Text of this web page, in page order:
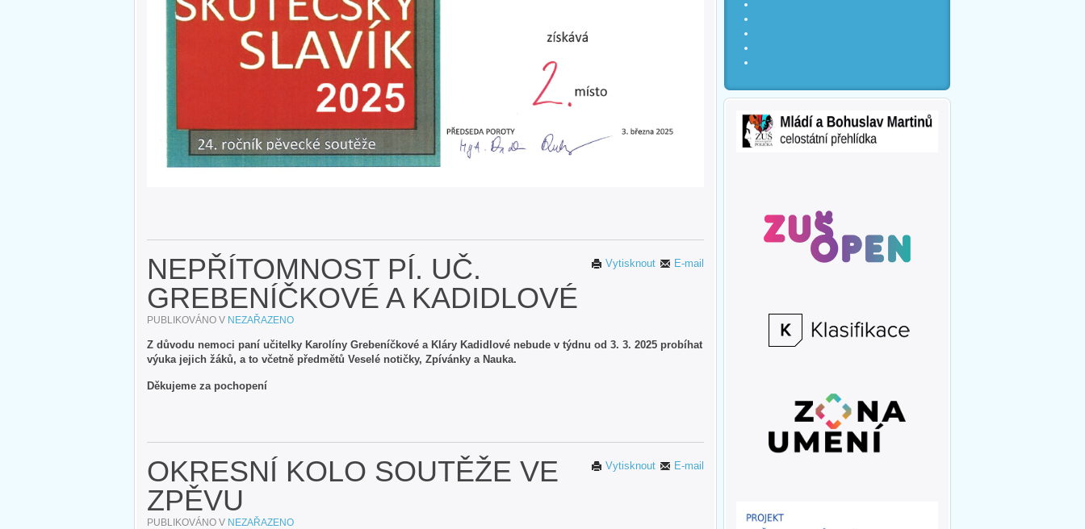
E-mail
Vytisknout
NEPŘÍTOMNOST PÍ. UČ.
GREBENÍČKOVÉ A KADIDLOVÉ
PUBLIKOVÁNO V NEZAŘAZENO
Z důvodu nemoci paní učitelky Karolíny Grebeníčkové a Kláry Kadidlové nebude v týdnu od 3. 3. 2025 probíhat
výuka jejich žáků, a to včetně předmětů Veselé notičky, Zpívánky a Nauka.
Děkujeme za pochopení
E-mail
Vytisknout
OKRESNÍ KOLO SOUTĚŽE VE
ZPĚVU
PUBLIKOVÁNO V NEZAŘAZENO